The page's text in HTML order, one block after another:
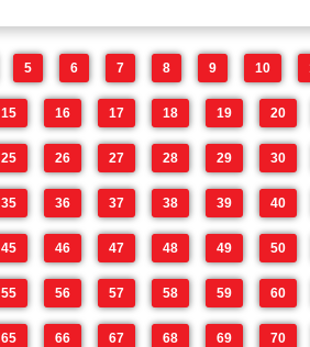
5 6 7 8 9 10
15 16 17 18 19 20
25 26 27 28 29 30
35 36 37 38 39 40
45 46 47 48 49 50
55 56 57 58 59 60
65 66 67 68 69 70